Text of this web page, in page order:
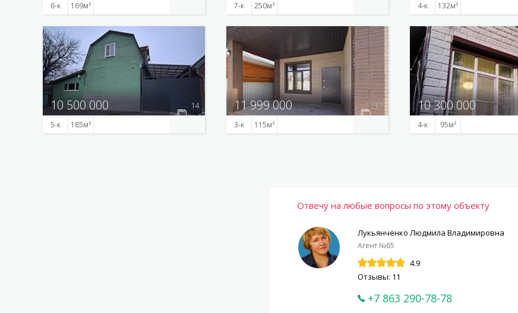
6-к 169 7-к 250 4-к 132
10 500 000 14
5-к 185
11 999 000 17
3-к 115
10 300 000
4-к 95
Отвечу на любые вопросы по этому объекту
Лукьянченко Людмила Владимировна
Агент №65
4.9
Отзывы: 11
+7 863 290-78-78